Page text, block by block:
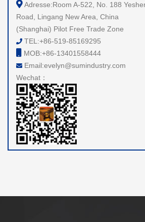
Adresse:Room A-522, No. 188
Road, Lingang New Area, China
(Shanghai) Pilot Free Trade Zone
TEL:+86-519-85169295
MOB:+86-13401558444
Email:evelyn@sumindustry.com
Wechat：